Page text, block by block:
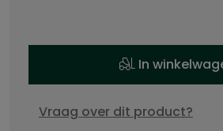
In
Vraag over dit product?